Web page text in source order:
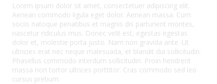
Lorem ipsum dolor sit amet, consectetuer adipiscing elit.
Aenean commodo ligula eget dolor. Aenean massa. Cum
sociis natoque penatibus et magnis dis parturient montes,
nascetur ridiculus mus. Donec velit est, egestas egestas
dolor et, molestie porta justo. Nam non gravida ante. Ut
ultricies erat nec neque malesuada, et blandit dui sollicitudin.
Phasellus commodo interdum sollicitudin. Proin hendrerit
massa non tortor ultrices porttitor. Cras commodo sed leo
cursus pretium.